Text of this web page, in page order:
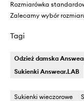
Rozmiarówka
Zalecamy wybór
Tagi
Odzież damska
Sukienki Answear.LAB
Sukienki wieczorowe